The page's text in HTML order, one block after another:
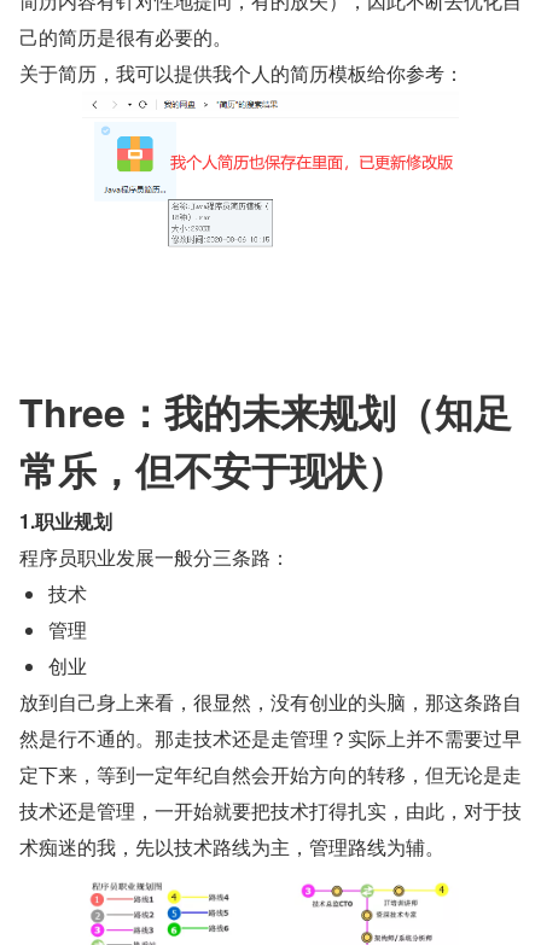
己的简历是很有必要的。
关于简历，我可以提供我个人的简历模板给你参考：
Three：我的未来规划（知足
常乐，但不安于现状）
1.职业规划
程序员职业发展一般分三条路：
技术
管理
创业
放到自己身上来看，很显然，没有创业的头脑，那这条路自
然是行不通的。那走技术还是走管理？实际上并不需要过早
定下来，等到一定年纪自然会开始方向的转移，但无论是走
技术还是管理，一开始就要把技术打得扎实，由此，对于技
术痴迷的我，先以技术路线为主，管理路线为辅。